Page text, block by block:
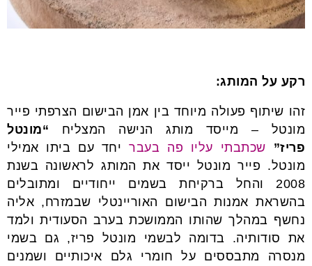
רקע על המותג:
זהו שיתוף פעולה מיוחד בין אמן הבישום הצרפתי פייר
מונטל – מייסד מותג הנישה המצליח “מונטל
פריז”
שכתבתי עליו פה בעבריחד עם ביתו אמילי
מונטל. פייר מונטל ייסד את המותג לראשונה בשנת
2008 והחל ברקיחת בשמים ייחודיים ומתובלים
בהשראת אמנות הבישום האוריינטלי שבמזרח, אליה
נחשף במהלך שהותו הממושכת בערב הסעודית ולמד
את סודותיה. בדומה לבשמי מונטל פריז, גם בשמי
מנסרה מתבססים על חומרי גלם איכותיים ושמנים